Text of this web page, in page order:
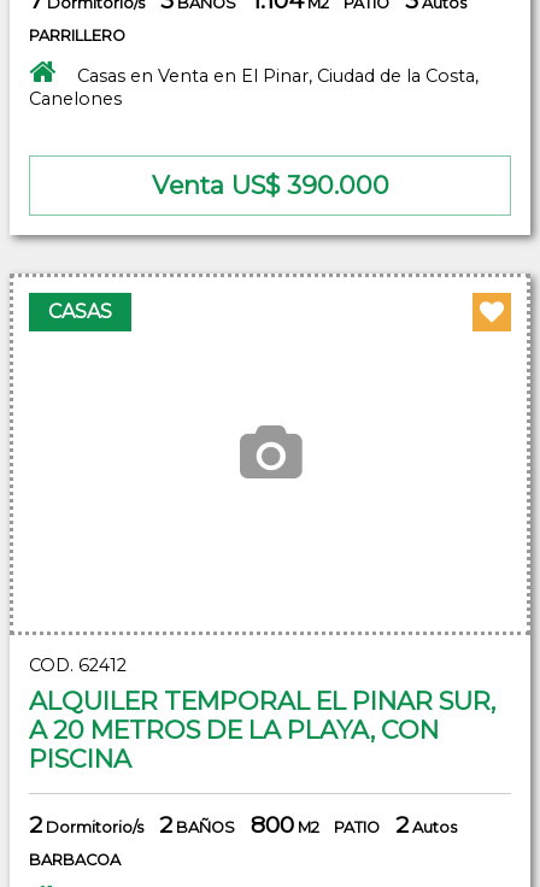
PARRILLERO
Casas en Venta en El Pinar, Ciudad de la Costa,
Canelones
Venta US$ 390.000
CASAS
COD. 62412
ALQUILER TEMPORAL EL PINAR SUR,
A 20 METROS DE LA PLAYA, CON
PISCINA
2 Dormitorio/s 2BAÑOS 800M2 PATIO 2 Autos
BARBACOA